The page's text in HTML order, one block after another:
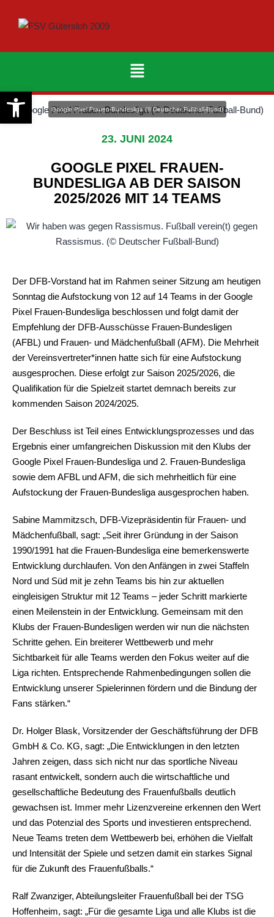
Google Pixel Frauen-Bundesliga (© Deutscher Fußball-Bund)
23. JUNI 2024
GOOGLE PIXEL FRAUEN-
BUNDESLIGA AB DER SAISON
2025/2026 MIT 14 TEAMS
Der DFB-Vorstand hat im Rahmen seiner Sitzung am heutigen
Sonntag die Aufstockung von 12 auf 14 Teams in der Google
Pixel Frauen-Bundesliga beschlossen und folgt damit der
Empfehlung der DFB-Ausschüsse Frauen-Bundesligen
(AFBL) und Frauen- und Mädchenfußball (AFM). Die Mehrheit
der Vereinsvertreter*innen hatte sich für eine Aufstockung
ausgesprochen. Diese erfolgt zur Saison 2025/2026, die
Qualifikation für die Spielzeit startet demnach bereits zur
kommenden Saison 2024/2025.
Der Beschluss ist Teil eines Entwicklungsprozesses und das
Ergebnis einer umfangreichen Diskussion mit den Klubs der
Google Pixel Frauen-Bundesliga und 2. Frauen-Bundesliga
sowie dem AFBL und AFM, die sich mehrheitlich für eine
Aufstockung der Frauen-Bundesliga ausgesprochen haben.
Sabine Mammitzsch, DFB-Vizepräsidentin für Frauen- und
Mädchenfußball, sagt: „Seit ihrer Gründung in der Saison
1990/1991 hat die Frauen-Bundesliga eine bemerkenswerte
Entwicklung durchlaufen. Von den Anfängen in zwei Staffeln
Nord und Süd mit je zehn Teams bis hin zur aktuellen
eingleisigen Struktur mit 12 Teams – jeder Schritt markierte
einen Meilenstein in der Entwicklung. Gemeinsam mit den
Klubs der Frauen-Bundesligen werden wir nun die nächsten
Schritte gehen. Ein breiterer Wettbewerb und mehr
Sichtbarkeit für alle Teams werden den Fokus weiter auf die
Liga richten. Entsprechende Rahmenbedingungen sollen die
Entwicklung unserer Spielerinnen fördern und die Bindung der
Fans stärken.“
Dr. Holger Blask, Vorsitzender der Geschäftsführung der DFB
GmbH & Co. KG, sagt: „Die Entwicklungen in den letzten
Jahren zeigen, dass sich nicht nur das sportliche Niveau
rasant entwickelt, sondern auch die wirtschaftliche und
gesellschaftliche Bedeutung des Frauenfußballs deutlich
gewachsen ist. Immer mehr Lizenzvereine erkennen den Wert
und das Potenzial des Sports und investieren entsprechend.
Neue Teams treten dem Wettbewerb bei, erhöhen die Vielfalt
und Intensität der Spiele und setzen damit ein starkes Signal
für die Zukunft des Frauenfußballs.“
Ralf Zwanziger, Abteilungsleiter Frauenfußball bei der TSG
Hoffenheim, sagt: „Für die gesamte Liga und alle Klubs ist die
Werkzeugleiste öffnen